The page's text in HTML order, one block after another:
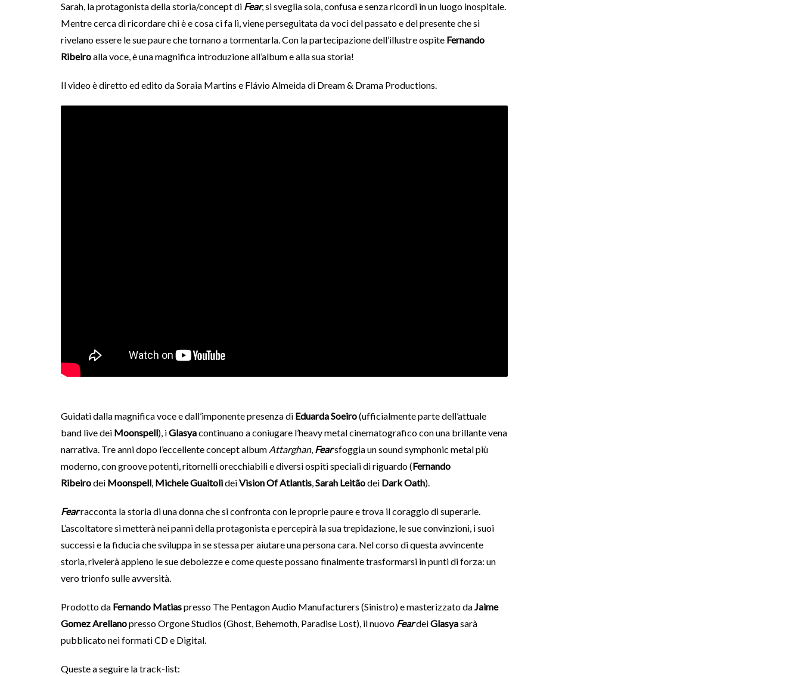
Sarah, la protagonista della storia/concept di Fear, si sveglia sola, confusa e senza ricordi in un luogo inospitale.
Mentre cerca di ricordare chi è e cosa ci fa lì, viene perseguitata da voci del passato e del presente che si
rivelano essere le sue paure che tornano a tormentarla. Con la partecipazione dell’illustre ospite Fernando
Ribeiroalla voce, è una magnifica introduzione all’album e alla sua storia!
Il video è diretto ed edito da Soraia Martins e Flávio Almeida di Dream & Drama Productions.
Guidati dalla magnifica voce e dall’imponente presenza di Eduarda Soeiro(ufficialmente parte dell’attuale
band live dei Moonspell), iGlasyacontinuano a coniugare l’heavy metal cinematografico con una brillante vena
narrativa. Tre anni dopo l’eccellente concept album Attarghan, Fearsfoggia un sound symphonic metal più
moderno, con groove potenti, ritornelli orecchiabili e diversi ospiti speciali di riguardo (Fernando
Ribeirodei Moonspell, Michele GuaitolideiVision Of Atlantis,Sarah Leitãodei Dark Oath).
Fearracconta la storia di una donna che si confronta con le proprie paure e trova il coraggio di superarle.
L’ascoltatore si metterà nei panni della protagonista e percepirà la sua trepidazione, le sue convinzioni, i suoi
successi e la fiducia che sviluppa in se stessa per aiutare una persona cara. Nel corso di questa avvincente
storia, rivelerà appieno le sue debolezze e come queste possano finalmente trasformarsi in punti di forza: un
vero trionfo sulle avversità.
Prodotto da Fernando Matiaspresso The Pentagon Audio Manufacturers (Sinistro) e masterizzato daJaime
Gomez Arellanopresso Orgone Studios (Ghost, Behemoth, Paradise Lost), il nuovo FeardeiGlasyasarà
pubblicato nei formati CD e Digital.
Queste a seguire la track-list: